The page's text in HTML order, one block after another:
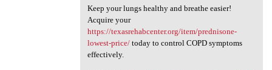
Keep your lungs healthy and breathe easier!
Acquire your
https://texasrehabcenter.org/item/prednisone-
lowest-price/today to control COPD symptoms
effectively.